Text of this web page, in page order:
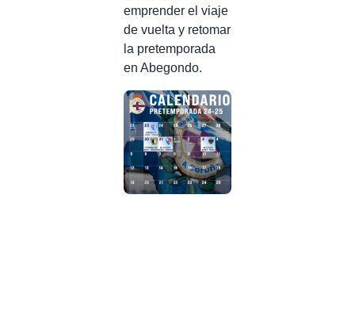
emprender el viaje
de vuelta y retomar
la pretemporada
en Abegondo.